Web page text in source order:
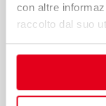
con altre
raccolto dal suo